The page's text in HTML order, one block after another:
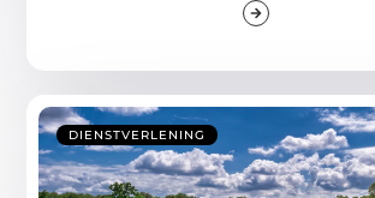
DIENSTVERLENING